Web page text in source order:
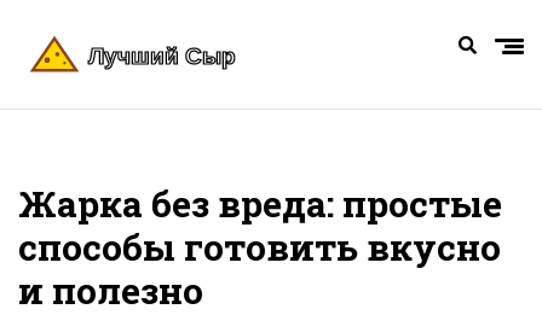
Жарка без вреда: простые
способы готовить вкусно
и полезно